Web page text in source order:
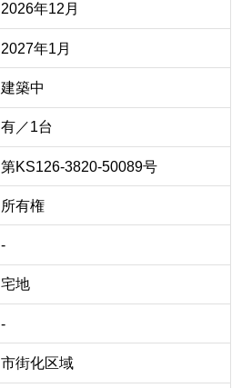
2026年12月
2027年1月
建築中
有／1台
第KS126-3820-50089号
所有権
-
宅地
-
市街化区域